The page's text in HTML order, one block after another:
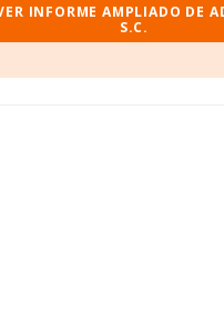
INFORME AMPLIADO DE
S.C.